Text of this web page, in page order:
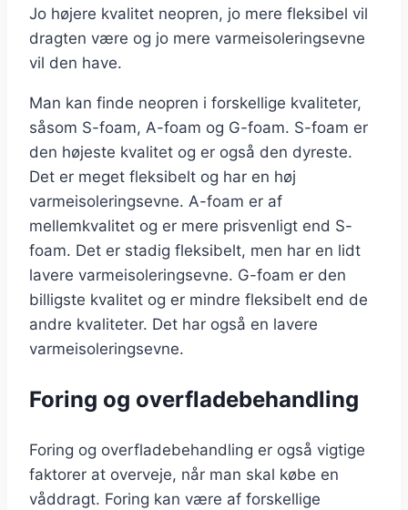
Jo højere kvalitet neopren, jo mere fleksibel vil
dragten være og jo mere varmeisoleringsevne
vil den have.
Man kan finde neopren i forskellige kvaliteter,
såsom S-foam, A-foam og G-foam. S-foam er
den højeste kvalitet og er også den dyreste.
Det er meget fleksibelt og har en høj
varmeisoleringsevne. A-foam er af
mellemkvalitet og er mere prisvenligt end S-
foam. Det er stadig fleksibelt, men har en lidt
lavere varmeisoleringsevne. G-foam er den
billigste kvalitet og er mindre fleksibelt end de
andre kvaliteter. Det har også en lavere
varmeisoleringsevne.
Foring og overfladebehandling
Foring og overfladebehandling er også vigtige
faktorer at overveje, når man skal købe en
våddragt. Foring kan være af forskellige